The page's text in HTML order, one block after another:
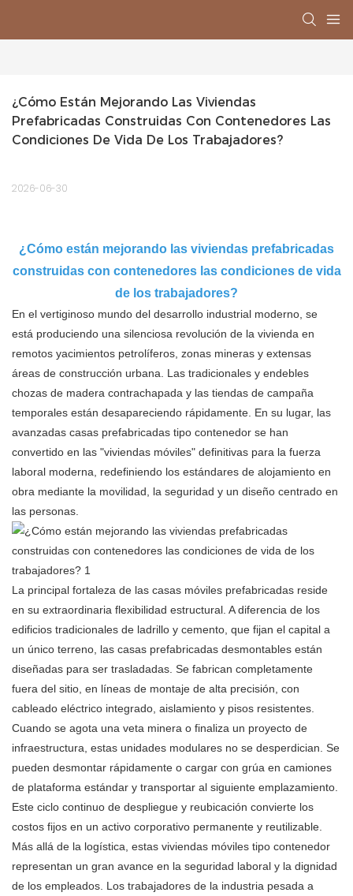
¿Cómo Están Mejorando Las Viviendas
Prefabricadas Construidas Con Contenedores Las
Condiciones De Vida De Los Trabajadores?
2026-06-30
¿Cómo están mejorando las viviendas prefabricadas
construidas con contenedores las condiciones de vida
de los trabajadores?
En el vertiginoso mundo del desarrollo industrial moderno, se
está produciendo una silenciosa revolución de la vivienda en
remotos yacimientos petrolíferos, zonas mineras y extensas
áreas de construcción urbana. Las tradicionales y endebles
chozas de madera contrachapada y las tiendas de campaña
temporales están desapareciendo rápidamente. En su lugar, las
avanzadas casas prefabricadas tipo contenedor se han
convertido en las "viviendas móviles" definitivas para la fuerza
laboral moderna, redefiniendo los estándares de alojamiento en
obra mediante la movilidad, la seguridad y un diseño centrado en
las personas.
La principal fortaleza de las casas móviles prefabricadas reside
en su extraordinaria flexibilidad estructural. A diferencia de los
edificios tradicionales de ladrillo y cemento, que fijan el capital a
un único terreno, las casas prefabricadas desmontables están
diseñadas para ser trasladadas. Se fabrican completamente
fuera del sitio, en líneas de montaje de alta precisión, con
cableado eléctrico integrado, aislamiento y pisos resistentes.
Cuando se agota una veta minera o finaliza un proyecto de
infraestructura, estas unidades modulares no se desperdician. Se
pueden desmontar rápidamente o cargar con grúa en camiones
de plataforma estándar y transportar al siguiente emplazamiento.
Este ciclo continuo de despliegue y reubicación convierte los
costos fijos en un activo corporativo permanente y reutilizable.
Más allá de la logística, estas viviendas móviles tipo contenedor
representan un gran avance en la seguridad laboral y la dignidad
de los empleados. Los trabajadores de la industria pesada a